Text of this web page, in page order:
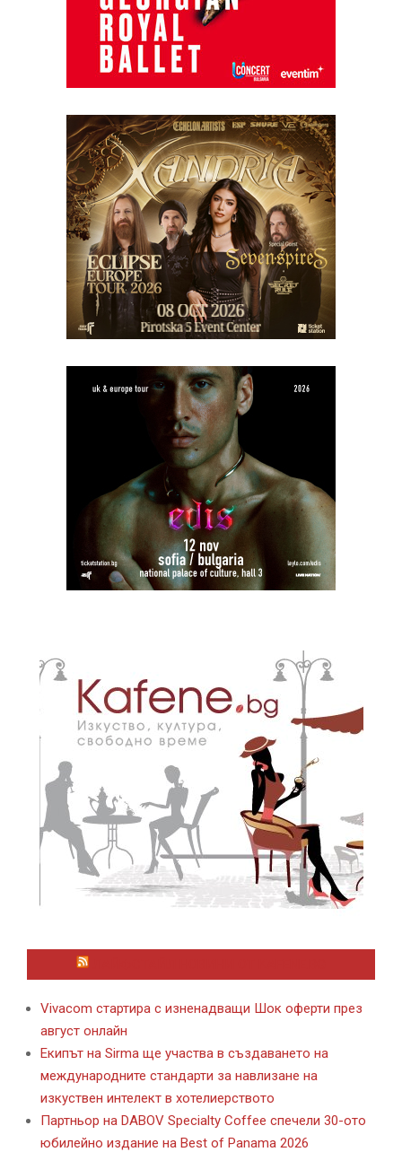
Vivacom стартира с изненадващи Шок оферти през
август онлайн
Екипът на Sirma ще участва в създаването на
международните стандарти за навлизане на
изкуствен интелект в хотелиерството
Партньор на DABOV Specialty Coffee спечели 30-ото
юбилейно издание на Best of Panama 2026